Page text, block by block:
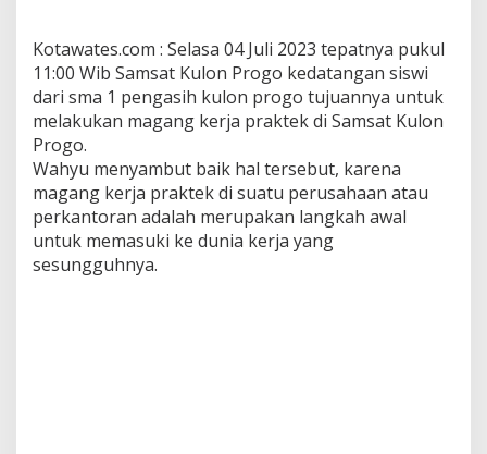
Kotawates.com : Selasa 04 Juli 2023 tepatnya pukul
11:00 Wib Samsat Kulon Progo kedatangan siswi
dari sma 1 pengasih kulon progo tujuannya untuk
melakukan magang kerja praktek di Samsat Kulon
Progo.
Wahyu menyambut baik hal tersebut, karena
magang kerja praktek di suatu perusahaan atau
perkantoran adalah merupakan langkah awal
untuk memasuki ke dunia kerja yang
sesungguhnya.